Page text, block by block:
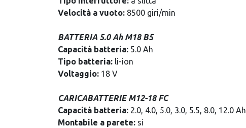
Velocità a vuoto: 8500 giri/min
BATTERIA 5.0 Ah M18 B5
Capacità batteria: 5.0 Ah
Tipo batteria: li-ion
Voltaggio: 18 V
CARICABATTERIE M12-18 FC
Capacità batteria: 2.0, 4.0, 5.0, 3.0, 5.5, 8.0, 12.0 Ah
Montabile a parete: si